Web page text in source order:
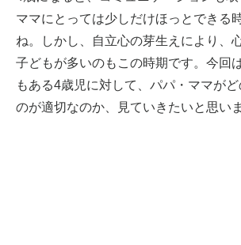
ママにとっては少しだけほっとできる
ね。しかし、自立心の芽生えにより、
子どもが多いのもこの時期です。今回
もある4歳児に対して、パパ・ママが
のが適切なのか、見ていきたいと思いま